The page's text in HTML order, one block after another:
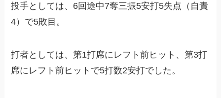
投手としては、6回途中7奪三振5安打5失点（自責
4）で5敗目。
打者としては、第1打席にレフト前ヒット、第3打
席にレフト前ヒットで5打数2安打でした。